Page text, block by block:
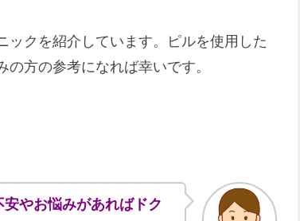
ックを紹介しています。ピルを使用した
方の参考になれば幸いです。
やお悩みがあればドク